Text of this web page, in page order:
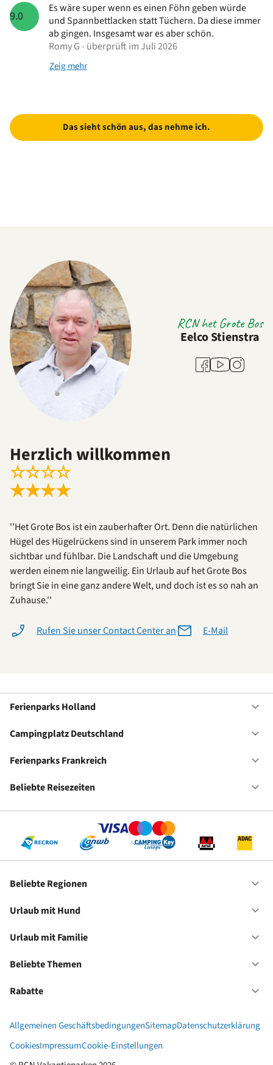
9.0
Es wäre super wenn es einen Föhn geben würde
und Spannbettlacken statt Tüchern. Da diese immer
ab gingen. Insgesamt war es aber schön.
Romy G - überprüft im Juli 2026
Zeig mehr
Das sieht schön aus, das nehme ich.
RCN het Grote Bos
Eelco Stienstra
Facebook
YoutubeInstagram
Herzlich willkommen
☆☆☆☆
★★★★
''Het Grote Bos ist ein zauberhafter Ort. Denn die natürlichen
Hügel des Hügelrückens sind in unserem Park immer noch
sichtbar und fühlbar. Die Landschaft und die Umgebung
werden einem nie langweilig. Ein Urlaub auf het Grote Bos
bringt Sie in eine ganz andere Welt, und doch ist es so nah an
Zuhause.''
Rufen Sie unser Contact Center an E-Mail
Ferienparks Holland
Campingplatz Deutschland
Ferienparks Frankreich
Beliebte Reisezeiten
Beliebte Regionen
Urlaub mit Hund
Urlaub mit Familie
Beliebte Themen
Rabatte
Allgemeinen GeschäftsbedingungenSitemapDatenschutzerklärung
CookiesImpressumCookie-Einstellungen